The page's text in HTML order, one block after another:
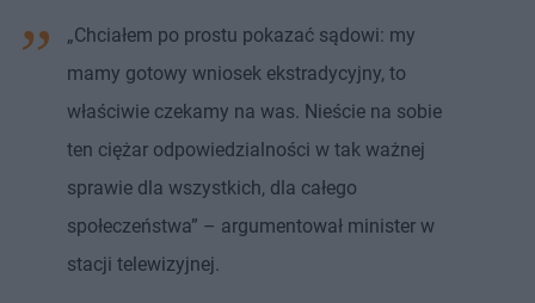
„Chciałem po prostu pokazać sądowi: my
mamy gotowy wniosek ekstradycyjny, to
właściwie czekamy na was. Nieście na sobie
ten ciężar odpowiedzialności w tak ważnej
sprawie dla wszystkich, dla całego
społeczeństwa” – argumentował minister w
stacji telewizyjnej.